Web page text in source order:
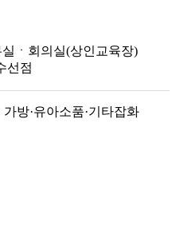
ㆍ회의실(상인교육장)
선점
가방·유아소품·기타잡화